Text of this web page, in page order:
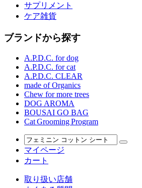
サプリメント
ケア雑貨
ブランドから探す
A.P.D.C. for dog
A.P.D.C. for cat
A.P.D.C. CLEAR
made of Organics
Chew for more trees
DOG AROMA
BOUSAI GO BAG
Cat Grooming Program
マイページ
カート
取り扱い店舗